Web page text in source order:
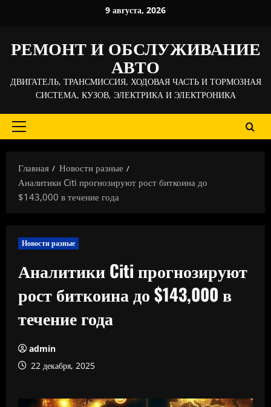
9 августа, 2026
РЕМОНТ И ОБСЛУЖИВАНИЕ
АВТО
ДВИГАТЕЛЬ, ТРАНСМИССИЯ, ХОДОВАЯ ЧАСТЬ И ТОРМОЗНАЯ
СИСТЕМА, КУЗОВ, ЭЛЕКТРИКА И ЭЛЕКТРОНИКА
Основное
Главная
Новости разные
Аналитики Citi прогнозируют рост биткоина до
$143,000 в течение года
Новости разные
Аналитики Citi прогнозируют
рост биткоина до $143,000 в
течение года
admin
22 декабря, 2025